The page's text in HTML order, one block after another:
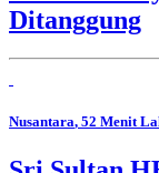
Ditanggung
Nusantara, 52 Menit